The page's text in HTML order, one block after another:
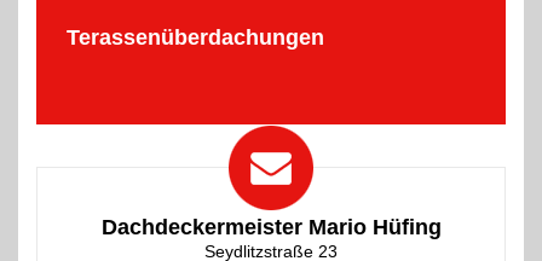
Terassenüberdachungen
Dachdeckermeister Mario Hüfing
Seydlitzstraße 23